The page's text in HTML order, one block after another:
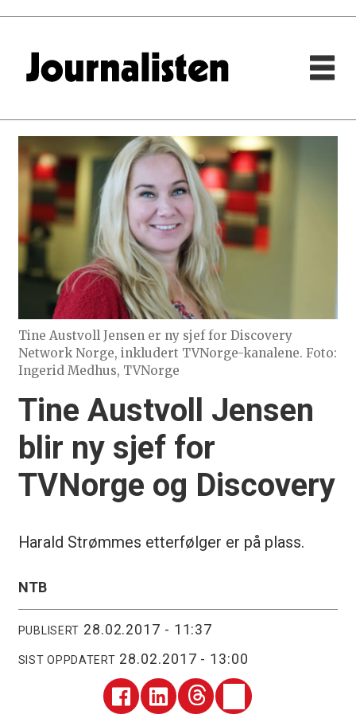
Tine Austvoll Jensen er ny sjef for Discovery
Network Norge, inkludert TVNorge-kanalene. Foto:
Ingerid Medhus, TVNorge
Tine Austvoll Jensen
blir ny sjef for
TVNorge og Discovery
Harald Strømmes etterfølger er på plass.
NTB
PUBLISERT 28.02.2017 - 11:37
SIST OPPDATERT 28.02.2017 - 13:00